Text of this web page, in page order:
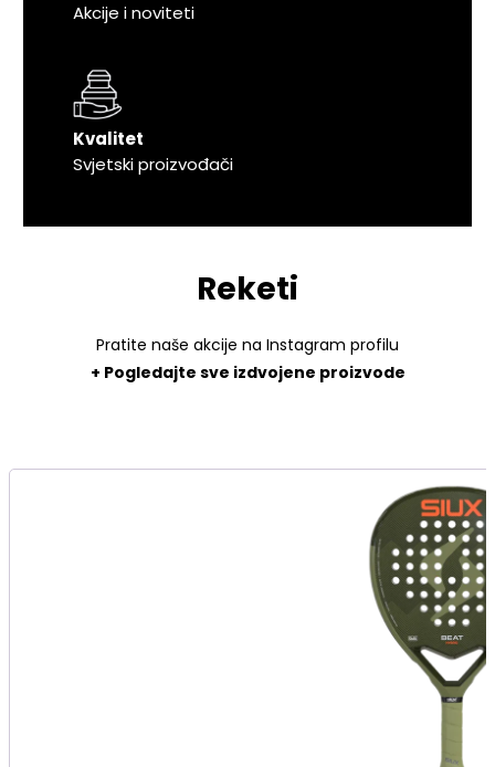
Akcije i noviteti
Kvalitet
Svjetski proizvođači
Reketi
Pratite naše akcije na Instagram profilu
+ Pogledajte sve izdvojene proizvode